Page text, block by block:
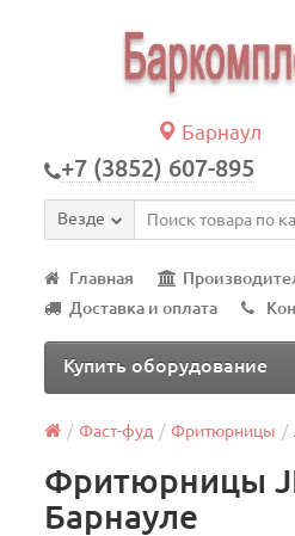
Барнаул
+7 (3852) 607-895
Везде
Главная
Доставка и оплата
Купить оборудование
Фаст-фуд Фритюрницы
Фритюрницы
Барнауле